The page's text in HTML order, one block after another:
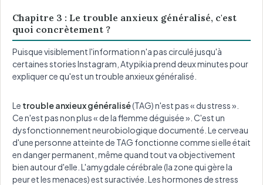
Chapitre 3 : Le trouble anxieux généralisé, c'est
quoi concrètement ?
Puisque visiblement l'information n'a pas circulé jusqu'à
certaines stories Instagram, Atypikia prend deux minutes pour
expliquer ce qu'est un trouble anxieux généralisé.
Le trouble anxieux généralisé(TAG) n'est pas « du stress ».
Ce n'est pas non plus « de la flemme déguisée ». C'est un
dysfonctionnement neurobiologique documenté. Le cerveau
d'une personne atteinte de TAG fonctionne comme si elle était
en danger permanent, même quand tout va objectivement
bien autour d'elle. L'amygdale cérébrale (la zone qui gère la
peur et les menaces) est suractivée. Les hormones de stress